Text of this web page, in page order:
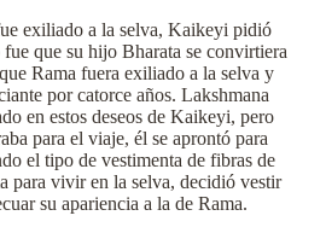
exiliado a la selva, Kaikeyi pidió
que su hijo Bharata se convirtiera
Rama fuera exiliado a la selva y
por catorce años. Lakshmana
en estos deseos de Kaikeyi, pero
para el viaje, él se aprontó para
el tipo de vestimenta de fibras de
para vivir en la selva, decidió vestir
su apariencia a la de Rama.